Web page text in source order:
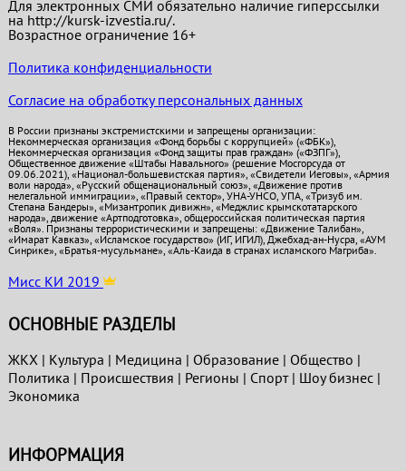
Для электронных СМИ обязательно наличие гиперссылки
на http://kursk-izvestia.ru/.
Возрастное ограничение 16+
Политика конфиденциальности
Согласие на обработку персональных данных
В России признаны экстремистскими и запрещены организации:
Некоммерческая организация «Фонд борьбы с коррупцией» («ФБК»),
Некоммерческая организация «Фонд защиты прав граждан» («ФЗПГ»),
Общественное движение «Штабы Навального» (решение Мосгорсуда от
09.06.2021), «Национал-большевистская партия», «Свидетели Иеговы», «Армия
воли народа», «Русский общенациональный союз», «Движение против
нелегальной иммиграции», «Правый сектор», УНА-УНСО, УПА, «Тризуб им.
Степана Бандеры», «Мизантропик дивижн», «Меджлис крымскотатарского
народа», движение «Артподготовка», общероссийская политическая партия
«Воля». Признаны террористическими и запрещены: «Движение Талибан»,
«Имарат Кавказ», «Исламское государство» (ИГ, ИГИЛ), Джебхад-ан-Нусра, «АУМ
Синрике», «Братья-мусульмане», «Аль-Каида в странах исламского Магриба».
Мисс КИ 2019
ОСНОВНЫЕ РАЗДЕЛЫ
ЖКХ| Культура | Медицина | Образование| Общество |
Политика | Проиcшествия | Регионы | Спорт| Шоу бизнес|
Экономика
ИНФОРМАЦИЯ